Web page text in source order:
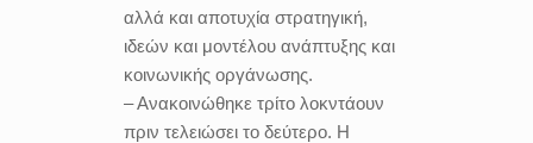
αλλά και αποτυχία στρατηγική,
ιδεών και μοντέλου ανάπτυξης και
κοινωνικής οργάνωσης.
– Ανακοινώθηκε τρίτο λοκντάουν
πριν τελειώσει το δεύτερο. Η